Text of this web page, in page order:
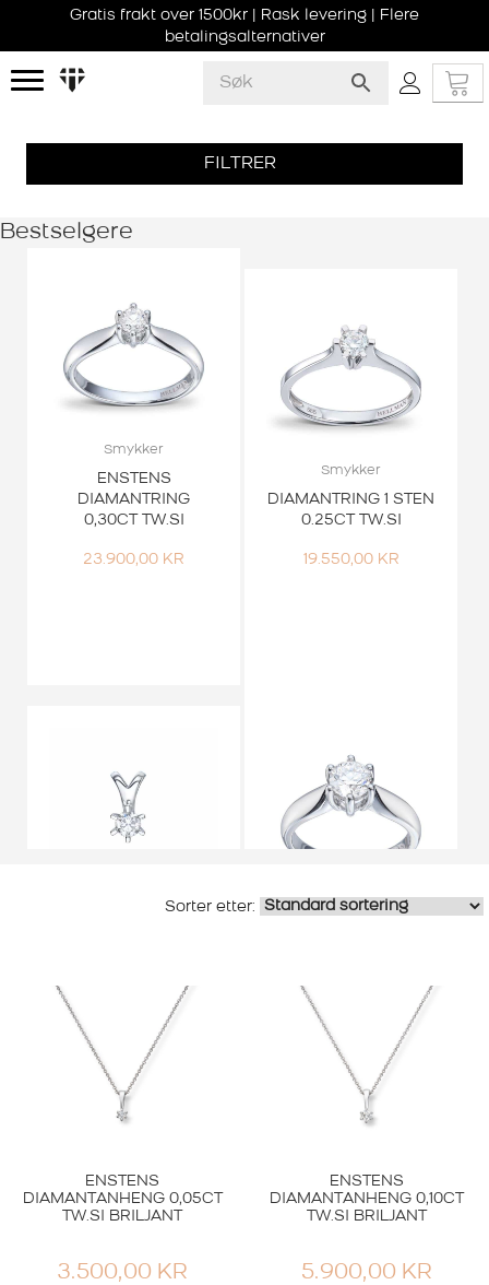
Gratis frakt over 1500kr | Rask levering | Flere
betalingsalternativer
FILTRER
Bestselgere
Smykker
ENSTENS
DIAMANTRING
0,30CT TW.SI
23.900,00 KR
Smykker
DIAMANTRING 1 STEN
0.25CT TW.SI
19.550,00 KR
KR
Smykker
99.000,00
ENSTENS
DIAMANTANHENG 0,05CT
TW.SI BRILJANT
3.500,00 KR
ENSTENS
DIAMANTANHENG 0,10CT
TW.SI BRILJANT
5.900,00 KR